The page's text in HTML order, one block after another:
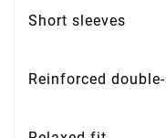
Short sleeves
Reinforced